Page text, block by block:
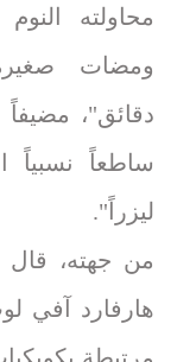
محاولته
ومضات
دقائق"،
ساطعاً نسبياً
ليزراً".
من جهته، قال
هارفارد آفي